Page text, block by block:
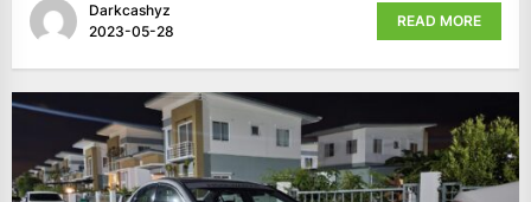
Darkcashyz
2023-05-28
READ MORE